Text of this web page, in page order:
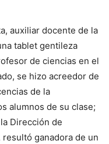
auxiliar docente de la
tablet gentileza
de ciencias en el
se hizo acreedor de
de la
alumnos de su clase;
Dirección de
ganadora de un